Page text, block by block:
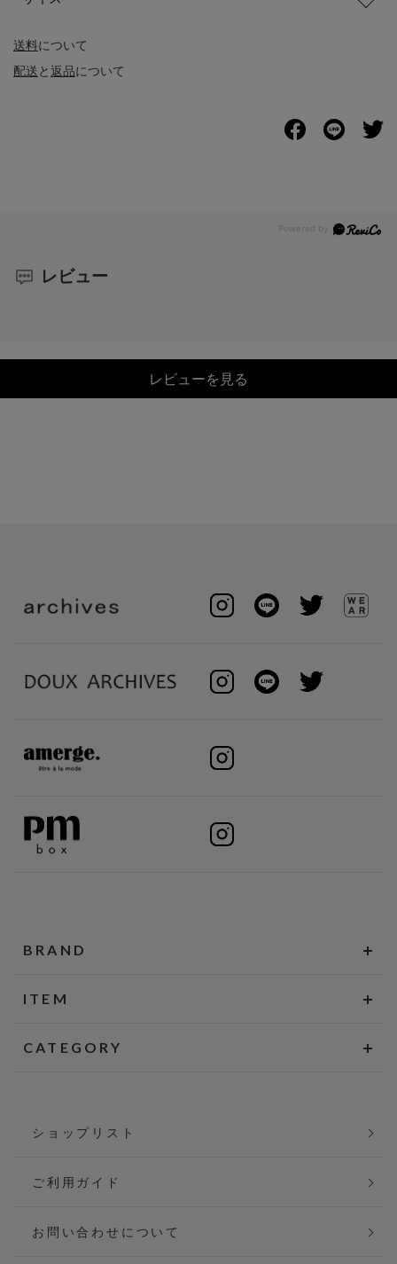
送料について
配送と返品について
レビュー
レビューを見る
BRAND
ITEM
CATEGORY
ショップリスト
ご利用ガイド
お問い合わせについて